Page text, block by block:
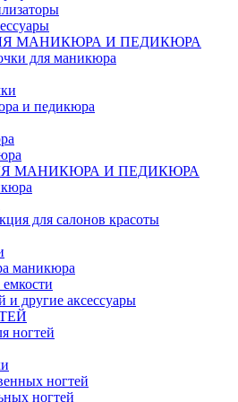
МАНИКЮРА И ПЕДИКЮРА
для маникюра
и педикюра
МАНИКЮРА И ПЕДИКЮРА
для салонов красоты
маникюра
и другие аксессуары
ногтей
ногтей
ногтей